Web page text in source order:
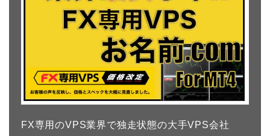
FX専用のVPS業界で独走状態の大手VPS会社